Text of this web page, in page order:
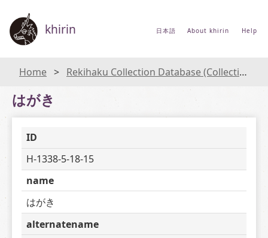
khirin 日本語 About khirin Help
Home Rekihaku Collection Database (Collections Database of the National Museum of Japanese History)
はがき
ID
H-1338-5-18-15
name
はがき
alternatename